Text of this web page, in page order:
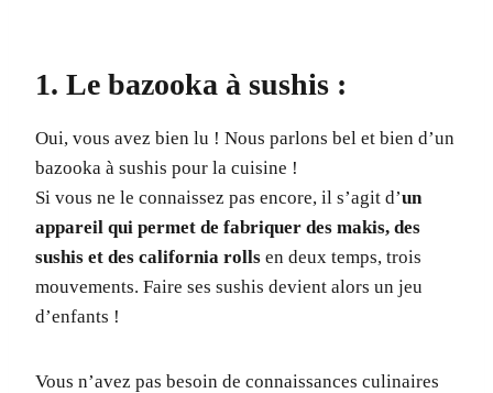
1. Le bazooka à sushis :
Oui, vous avez bien lu ! Nous parlons bel et bien d’un
bazooka à sushis pour la cuisine !
Si vous ne le connaissez pas encore, il s’agit d’un
appareil qui permet de fabriquer des makis, des
sushis et des california rolls en deux temps, trois
mouvements. Faire ses sushis devient alors un jeu
d’enfants !
Vous n’avez pas besoin de connaissances culinaires